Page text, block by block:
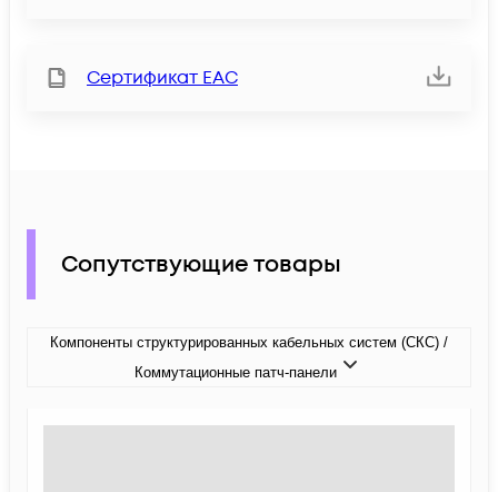
Сертификат ЕАС
Сопутствующие товары
Компоненты структурированных кабельных систем (СКС) /
Коммутационные патч-панели